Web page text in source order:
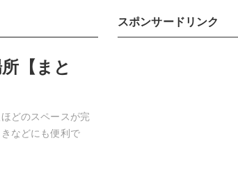
【まと
どのスペースが完
などにも便利で
スポンサードリンク